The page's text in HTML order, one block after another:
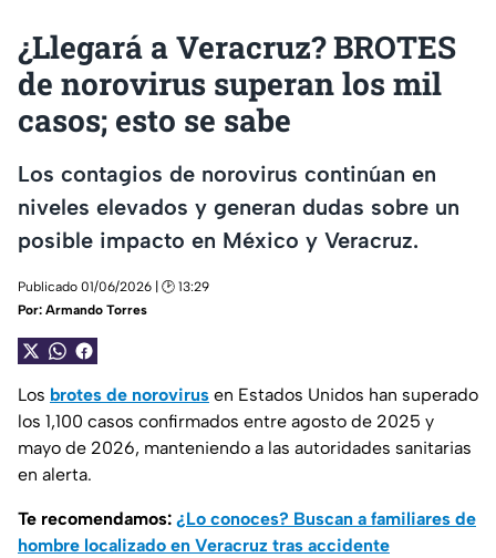
¿Llegará a Veracruz? BROTES
de norovirus superan los mil
casos; esto se sabe
Los contagios de norovirus continúan en
niveles elevados y generan dudas sobre un
posible impacto en México y Veracruz.
Publicado 01/06/2026 | 🕑 13:29
Por: Armando Torres
Los brotes de norovirus en Estados Unidos han superado
los 1,100 casos confirmados entre agosto de 2025 y
mayo de 2026, manteniendo a las autoridades sanitarias
en alerta.
Te recomendamos: ¿Lo conoces? Buscan a familiares de
hombre localizado en Veracruz tras accidente